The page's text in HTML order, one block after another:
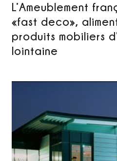
L’Ameublement
«fast deco»,
produits mobiliers
lointaine